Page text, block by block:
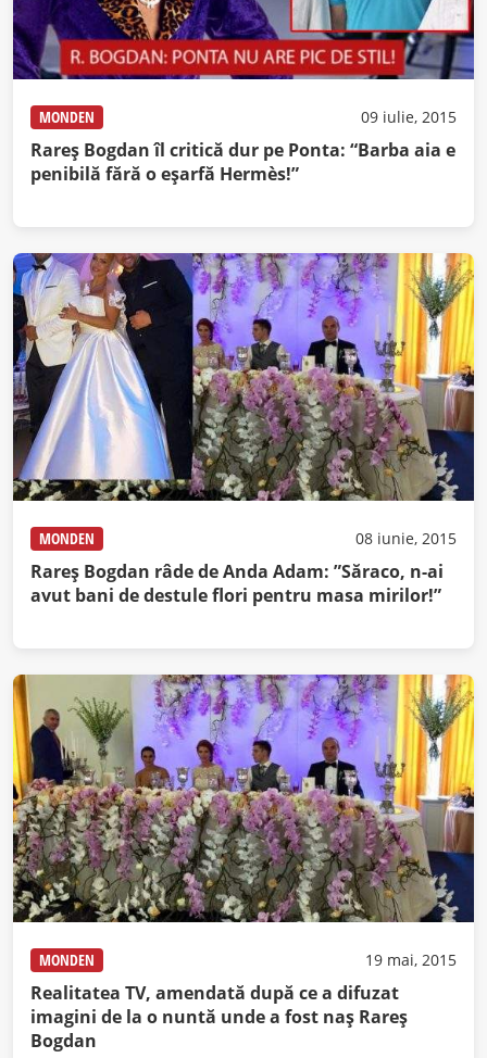
MONDEN 09 iulie, 2015
Rareş Bogdan îl critică dur pe Ponta: “Barba aia e
penibilă fără o eşarfă Hermès!”
MONDEN 08 iunie, 2015
Rareș Bogdan râde de Anda Adam: ”Săraco, n-ai
avut bani de destule flori pentru masa mirilor!”
MONDEN 19 mai, 2015
Realitatea TV, amendată după ce a difuzat
imagini de la o nuntă unde a fost naș Rareș
Bogdan